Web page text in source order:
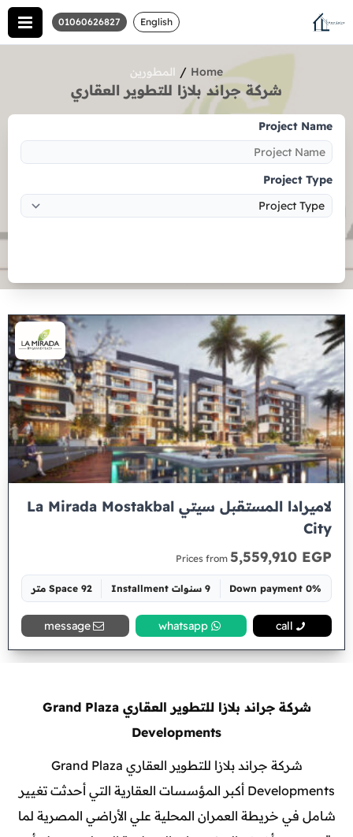
English
01060626827
Home
/ المطورين
شركة جراند بلازا للتطوير العقاري
Project Name
Project Type
لاميرادا المستقبل سيتي La Mirada Mostakbal
City
Prices from 5,559,910 EGP
0% Down payment 9 سنوات Installment Space 92 متر
call
whatsapp
message
شركة جراند بلازا للتطوير العقاري Grand Plaza
Developments
شركة جراند بلازا للتطوير العقاري Grand Plaza
Developments أكبر المؤسسات العقارية التي أحدثت تغيير
شامل في خريطة العمران المحلية علي الأراضي المصرية لما